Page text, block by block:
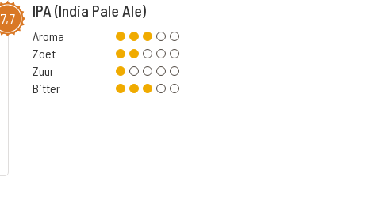
7,7 IPA (India Pale Ale)
Aroma
Zoet
Zuur
Bitter